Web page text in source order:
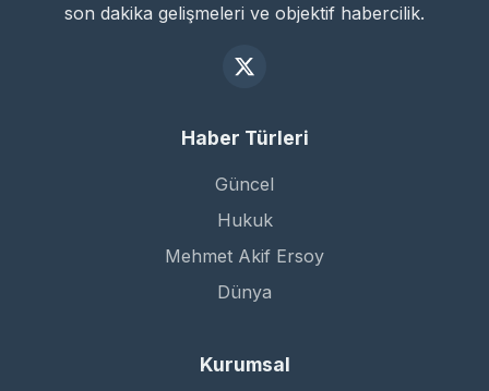
son dakika gelişmeleri ve objektif habercilik.
Haber Türleri
Güncel
Hukuk
Mehmet Akif Ersoy
Dünya
Kurumsal